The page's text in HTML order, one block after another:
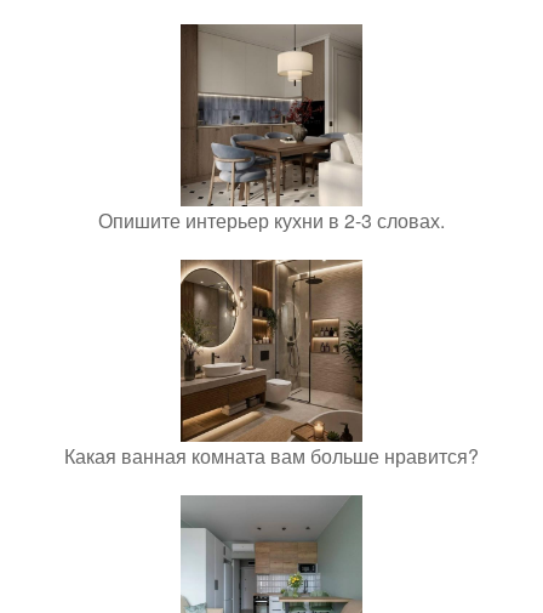
Опишите интерьер кухни в 2-3 словах.
Какая ванная комната вам больше нравится?